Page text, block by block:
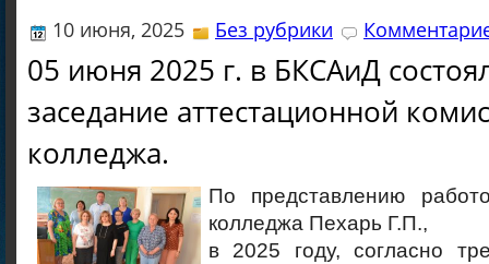
10 июня, 2025 Без рубрики
05 июня 2025 г. в БКСАиД
заседание аттестационной
колледжа.
По представлению
колледжа Пехарь Г.П.,
в 2025 году, согласно